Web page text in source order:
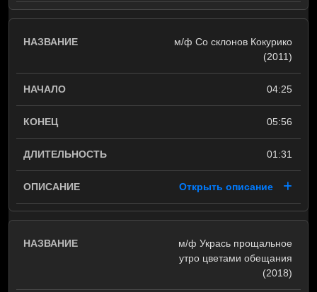
м/ф Со склонов Кокурико
(2011)
04:25
05:56
01:31
Открыть описание
м/ф Укрась прощальное
утро цветами обещания
(2018)